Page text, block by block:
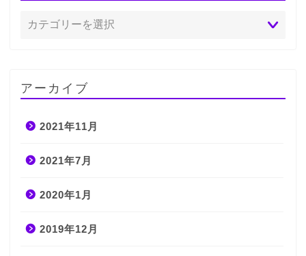
アーカイブ
2021年11月
2021年7月
2020年1月
2019年12月